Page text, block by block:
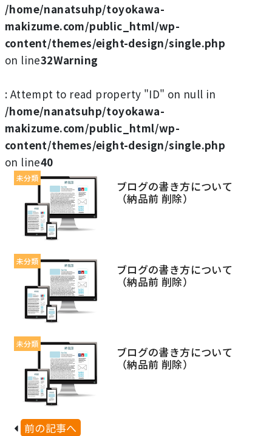
/home/nanatsuhp/toyokawa-
makizume.com/public_html/wp-
content/themes/eight-design/single.php
on line32Warning
: Attempt to read property "ID" on null in
/home/nanatsuhp/toyokawa-
makizume.com/public_html/wp-
content/themes/eight-design/single.php
on line40
未分類
ブログの書き方について
（納品前 削除）
未分類
ブログの書き方について
（納品前 削除）
未分類
ブログの書き方について
（納品前 削除）
前の記事へ